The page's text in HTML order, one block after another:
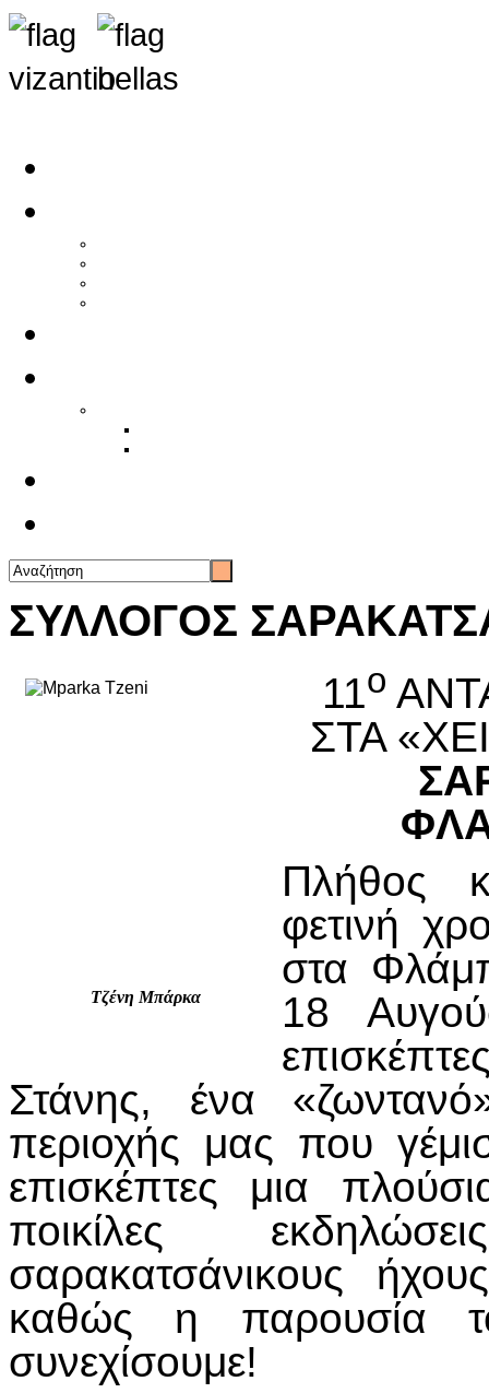
ΣΥΛΛΟΓΟΣ
Τζένη Μπάρκα
11ο
ΣΤΑ
Πλήθος
φετινή
στα
18
Στάνης, ένα
περιοχής μας που
επισκέπτες μια
ποικίλες
σαρακατσάνικους
καθώς η παρουσία
συνεχίσουμε!